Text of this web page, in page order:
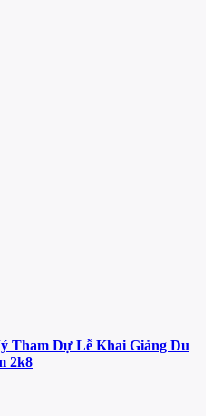
Tham Dự Lễ Khai Giảng Du
2k8